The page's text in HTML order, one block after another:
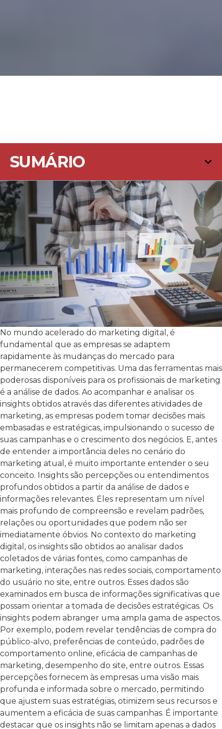
SUMÁRIO
No mundo acelerado do marketing digital, é
fundamental que as empresas se adaptem
rapidamente às mudanças do mercado para
permanecerem competitivas. Uma das ferramentas mais
poderosas disponíveis para os profissionais de marketing
é a análise de dados. Ao acompanhar e analisar os
insights obtidos através das diferentes atividades de
marketing, as empresas podem tomar decisões mais
embasadas e estratégicas, impulsionando o sucesso de
suas campanhas e o crescimento dos negócios. E, antes
de entender a importância deles no cenário do
marketing atual, é muito importante entender o seu
conceito. Insights são percepções ou entendimentos
profundos obtidos a partir da análise de dados e
informações relevantes. Eles representam um nível
mais profundo de compreensão e revelam padrões,
relações ou oportunidades que podem não ser
imediatamente óbvios. No contexto do marketing
digital, os insights são obtidos ao analisar dados
coletados de várias fontes, como campanhas de
marketing, interações nas redes sociais, comportamento
do usuário no site, entre outros. Esses dados são
examinados em busca de informações significativas que
possam orientar a tomada de decisões estratégicas. Os
insights podem abranger uma ampla gama de aspectos.
Por exemplo, podem revelar tendências de compra do
público-alvo, preferências de conteúdo, padrões de
comportamento online, eficácia de campanhas de
marketing, desempenho do site, entre outros. Essas
percepções fornecem às empresas uma visão mais
profunda e informada sobre o mercado, permitindo
que ajustem suas estratégias, otimizem seus recursos e
aumentem a eficácia de suas campanhas. É importante
destacar que os insights não se limitam apenas a dados